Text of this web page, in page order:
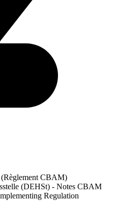
CBAM)
(DEHSt) - Notes CBAM
Regulation